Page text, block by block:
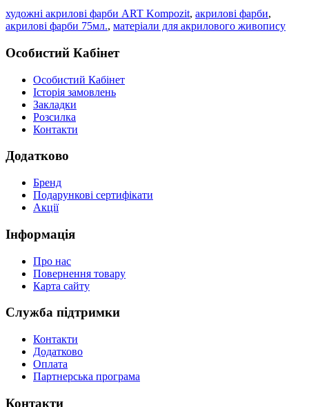
художні акрилові фарби ART Kompozit, акрилові фарби,
акрилові фарби 75мл., матеріали для акрилового живопису
Особистий Кабінет
Особистий Кабінет
Історія замовлень
Закладки
Розсилка
Контакти
Додатково
Бренд
Подарункові сертифікати
Акції
Інформація
Про нас
Повернення товару
Карта сайту
Служба підтримки
Контакти
Додатково
Оплата
Партнерська програма
Контакти